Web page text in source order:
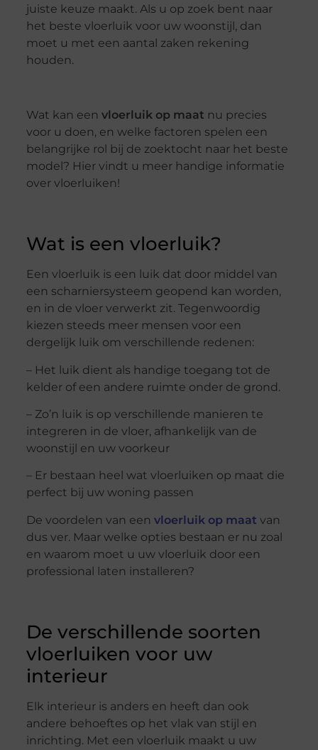
juiste keuze maakt. Als u op zoek bent naar
het beste vloerluik voor uw woonstijl, dan
moet u met een aantal zaken rekening
houden.
Wat kan een vloerluik op maat nu precies
voor u doen, en welke factoren spelen een
belangrijke rol bij de zoektocht naar het beste
model? Hier vindt u meer handige informatie
over vloerluiken!
Wat is een vloerluik?
Een vloerluik is een luik dat door middel van
een scharniersysteem geopend kan worden,
en in de vloer verwerkt zit. Tegenwoordig
kiezen steeds meer mensen voor een
dergelijk luik om verschillende redenen:
– Het luik dient als handige toegang tot de
kelder of een andere ruimte onder de grond.
– Zo’n luik is op verschillende manieren te
integreren in de vloer, afhankelijk van de
woonstijl en uw voorkeur
– Er bestaan heel wat vloerluiken op maat die
perfect bij uw woning passen
De voordelen van een vloerluik op maat van
dus ver. Maar welke opties bestaan er nu zoal
en waarom moet u uw vloerluik door een
professional laten installeren?
De verschillende soorten
vloerluiken voor uw
interieur
Elk interieur is anders en heeft dan ook
andere behoeftes op het vlak van stijl en
inrichting. Met een vloerluik maakt u uw